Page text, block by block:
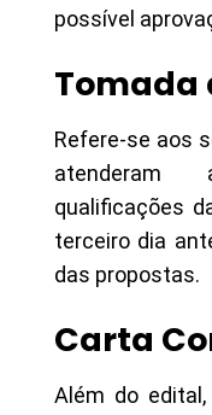
possível
Tomada
Refere-se aos
atenderam
qualificações
terceiro dia
das propostas.
Carta
Além do